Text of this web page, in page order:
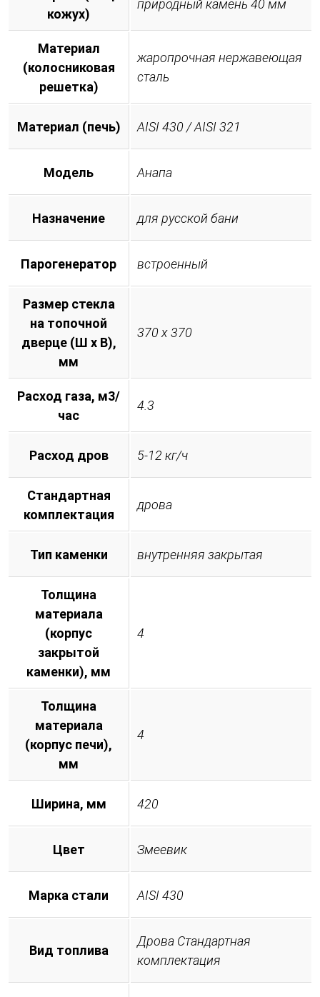
кожух)
природный камень 40 мм
Материал
(колосниковая
решетка)
жаропрочная нержавеющая
сталь
Материал (печь) AISI 430 / AISI 321
Модель Анапа
Назначение для русской бани
Парогенератор встроенный
Размер стекла
на топочной
дверце (Ш х В),
мм
370 х 370
Расход газа, м3/
час
4.3
Расход дров 5-12 кг/ч
Стандартная
комплектация
дрова
Тип каменки внутренняя закрытая
Толщина
материала
(корпус
закрытой
каменки), мм
4
Толщина
материала
(корпус печи),
мм
4
Ширина, мм 420
Цвет Змеевик
Марка стали AISI 430
Вид топлива
Дрова Стандартная
комплектация